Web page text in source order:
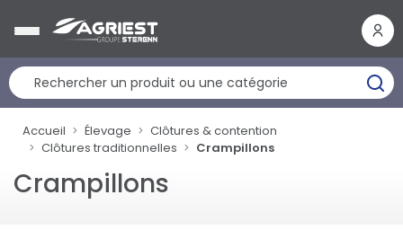
Accueil Élevage
Clôtures & contention
Clôtures traditionnelles
Crampillons
Crampillons